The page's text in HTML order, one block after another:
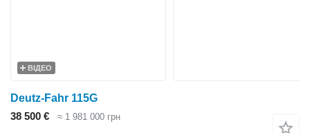
ВІДЕО
Deutz-Fahr 115G
38 500 €
≈ 1 981 000 грн